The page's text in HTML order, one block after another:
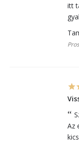
itt
Az